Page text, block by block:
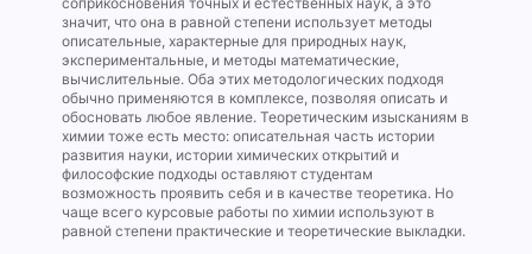
значит, что она в равной степени использует методы
описательные, характерные для природных наук,
экспериментальные, и методы математические,
вычислительные. Оба этих методологических подходя
обычно применяются в комплексе, позволяя описать и
обосновать любое явление. Теоретическим изысканиям в
химии тоже есть место: описательная часть истории
развития науки, истории химических открытий и
философские подходы оставляют студентам
возможность проявить себя и в качестве теоретика. Но
чаще всего курсовые работы по химии используют в
равной степени практические и теоретические выкладки.